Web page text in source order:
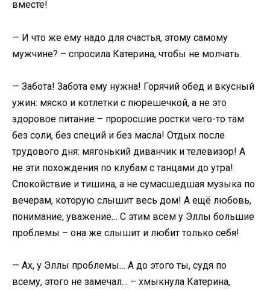
вместе!
— И что же ему надо для счастья, этому самому
мужчине? – спросила Катерина, чтобы не молчать.
— Забота! Забота ему нужна! Горячий обед и вкусный
ужин: мяско и котлетки с пюрешечкой, а не это
здоровое питание – проросшие ростки чего-то там
без соли, без специй и без масла! Отдых после
трудового дня: мягонький диванчик и телевизор! А
не эти похождения по клубам с танцами до утра!
Спокойствие и тишина, а не сумасшедшая музыка по
вечерам, которую слышит весь дом! А ещё любовь,
понимание, уважение… С этим всем у Эллы большие
проблемы – она же слышит и любит только себя!
— Ах, у Эллы проблемы… А до этого ты, судя по
всему, этого не замечал… – хмыкнула Катерина,